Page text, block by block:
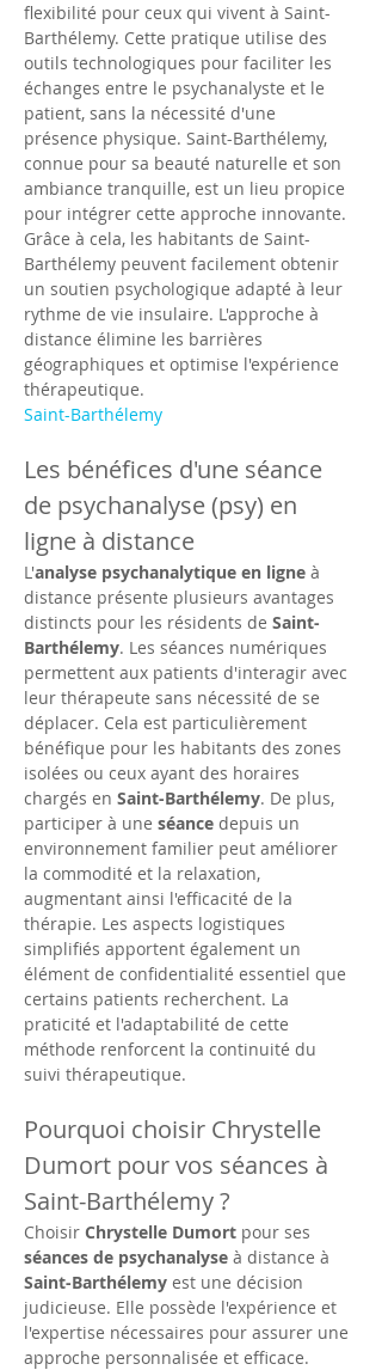
flexibilité pour ceux qui vivent à Saint-
Barthélemy. Cette pratique utilise des
outils technologiques pour faciliter les
échanges entre le psychanalyste et le
patient, sans la nécessité d'une
présence physique. Saint-Barthélemy,
connue pour sa beauté naturelle et son
ambiance tranquille, est un lieu propice
pour intégrer cette approche innovante.
Grâce à cela, les habitants de Saint-
Barthélemy peuvent facilement obtenir
un soutien psychologique adapté à leur
rythme de vie insulaire. L'approche à
distance élimine les barrières
géographiques et optimise l'expérience
thérapeutique.
Saint-Barthélemy
Les bénéfices d'une séance
de psychanalyse (psy) en
ligne à distance
L'analyse psychanalytique en ligne à
distance présente plusieurs avantages
distincts pour les résidents de Saint-
Barthélemy. Les séances numériques
permettent aux patients d'interagir avec
leur thérapeute sans nécessité de se
déplacer. Cela est particulièrement
bénéfique pour les habitants des zones
isolées ou ceux ayant des horaires
chargés en Saint-Barthélemy. De plus,
participer à une séance depuis un
environnement familier peut améliorer
la commodité et la relaxation,
augmentant ainsi l'efficacité de la
thérapie. Les aspects logistiques
simplifiés apportent également un
élément de confidentialité essentiel que
certains patients recherchent. La
praticité et l'adaptabilité de cette
méthode renforcent la continuité du
suivi thérapeutique.
Pourquoi choisir Chrystelle
Dumort pour vos séances à
Saint-Barthélemy ?
Choisir Chrystelle Dumort pour ses
séances de psychanalyse à distance à
Saint-Barthélemy est une décision
judicieuse. Elle possède l'expérience et
l'expertise nécessaires pour assurer une
approche personnalisée et efficace.